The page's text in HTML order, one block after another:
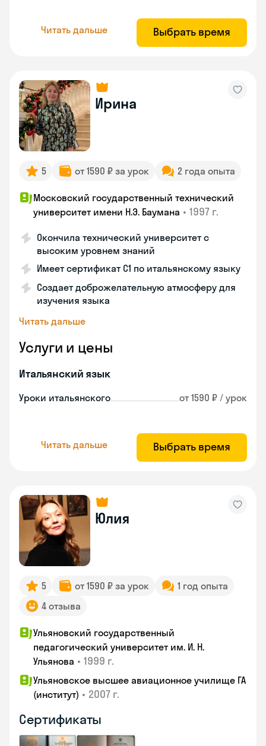
Читать дальше Выбрать время
Ирина
5 от 1590 ₽ за урок 2 года опыта
Московский государственный технический
университет имени Н.Э. Баумана • 1997 г.
Окончила технический университет с
высоким уровнем знаний
Имеет сертификат C1 по итальянскому языку
Создает доброжелательную атмосферу для
изучения языка
Читать дальше
Услуги и цены
Итальянский язык
Уроки итальянского от 1590 ₽ / урок
Читать дальше Выбрать время
Юлия
5 от 1590 ₽ за урок
1 год опыта
4 отзыва
Ульяновский государственный
педагогический университет им. И. Н.
Ульянова • 1999 г.
Ульяновское высшее авиационное училище ГА
(институт) • 2007 г.
Сертификаты